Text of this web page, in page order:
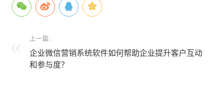
上一篇:
企业微信营销系统软件如何帮助企业提升客户互动
和参与度？